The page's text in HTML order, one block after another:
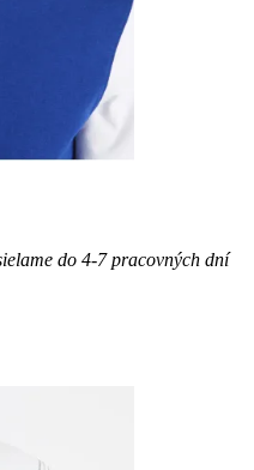
do 4-7 pracovných dní